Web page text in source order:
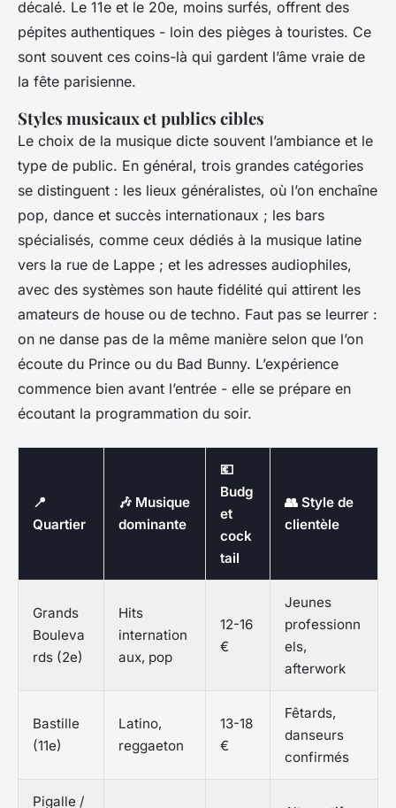
décalé. Le 11e et le 20e, moins surfés, offrent des
pépites authentiques - loin des pièges à touristes. Ce
sont souvent ces coins-là qui gardent l’âme vraie de
la fête parisienne.
Styles musicaux et publics cibles
Le choix de la musique dicte souvent l’ambiance et le
type de public. En général, trois grandes catégories
se distinguent : les lieux généralistes, où l’on enchaîne
pop, dance et succès internationaux ; les bars
spécialisés, comme ceux dédiés à la musique latine
vers la rue de Lappe ; et les adresses audiophiles,
avec des systèmes son haute fidélité qui attirent les
amateurs de house ou de techno. Faut pas se leurrer :
on ne danse pas de la même manière selon que l’on
écoute du Prince ou du Bad Bunny. L’expérience
commence bien avant l’entrée - elle se prépare en
écoutant la programmation du soir.
📍
Quartier
🎶 Musique
dominante
💶
Budg
et
cock
tail
👥 Style de
clientèle
Grands
Bouleva
rds (2e)
Hits
internation
aux, pop
12-16
€
Jeunes
professionn
els,
afterwork
Bastille
(11e)
Latino,
reggaeton
13-18
€
Fêtards,
danseurs
confirmés
Pigalle /